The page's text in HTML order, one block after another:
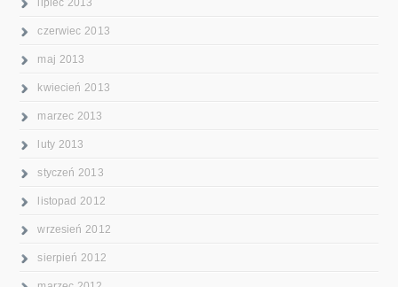
lipiec 2013
czerwiec 2013
maj 2013
kwiecień 2013
marzec 2013
luty 2013
styczeń 2013
listopad 2012
wrzesień 2012
sierpień 2012